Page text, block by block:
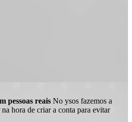
pessoas reais No ysos fazemos a
hora de criar a conta para evitar